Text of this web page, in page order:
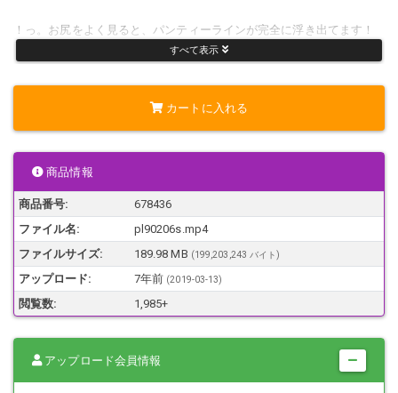
！っ。お尻をよく見ると、パンティーラインが完全に浮き出てます！
明らかにパンティーが透けてます。
これで街中をガンガン歩いていくのだから、たまりません。
思わず尾行してしまいました。
立ち止まっているところは、30センチの距離からズーム！
すべて表示
カートに入れる
商品情報
商品番号:
678436
ファイル名:
pl90206s.mp4
ファイルサイズ:
189.98 MB (199,203,243 バイト)
アップロード: 7年前 (2019-03-13)
閲覧数: 1,985+
アップロード会員情報